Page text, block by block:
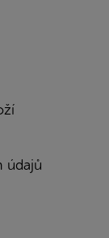
údajů